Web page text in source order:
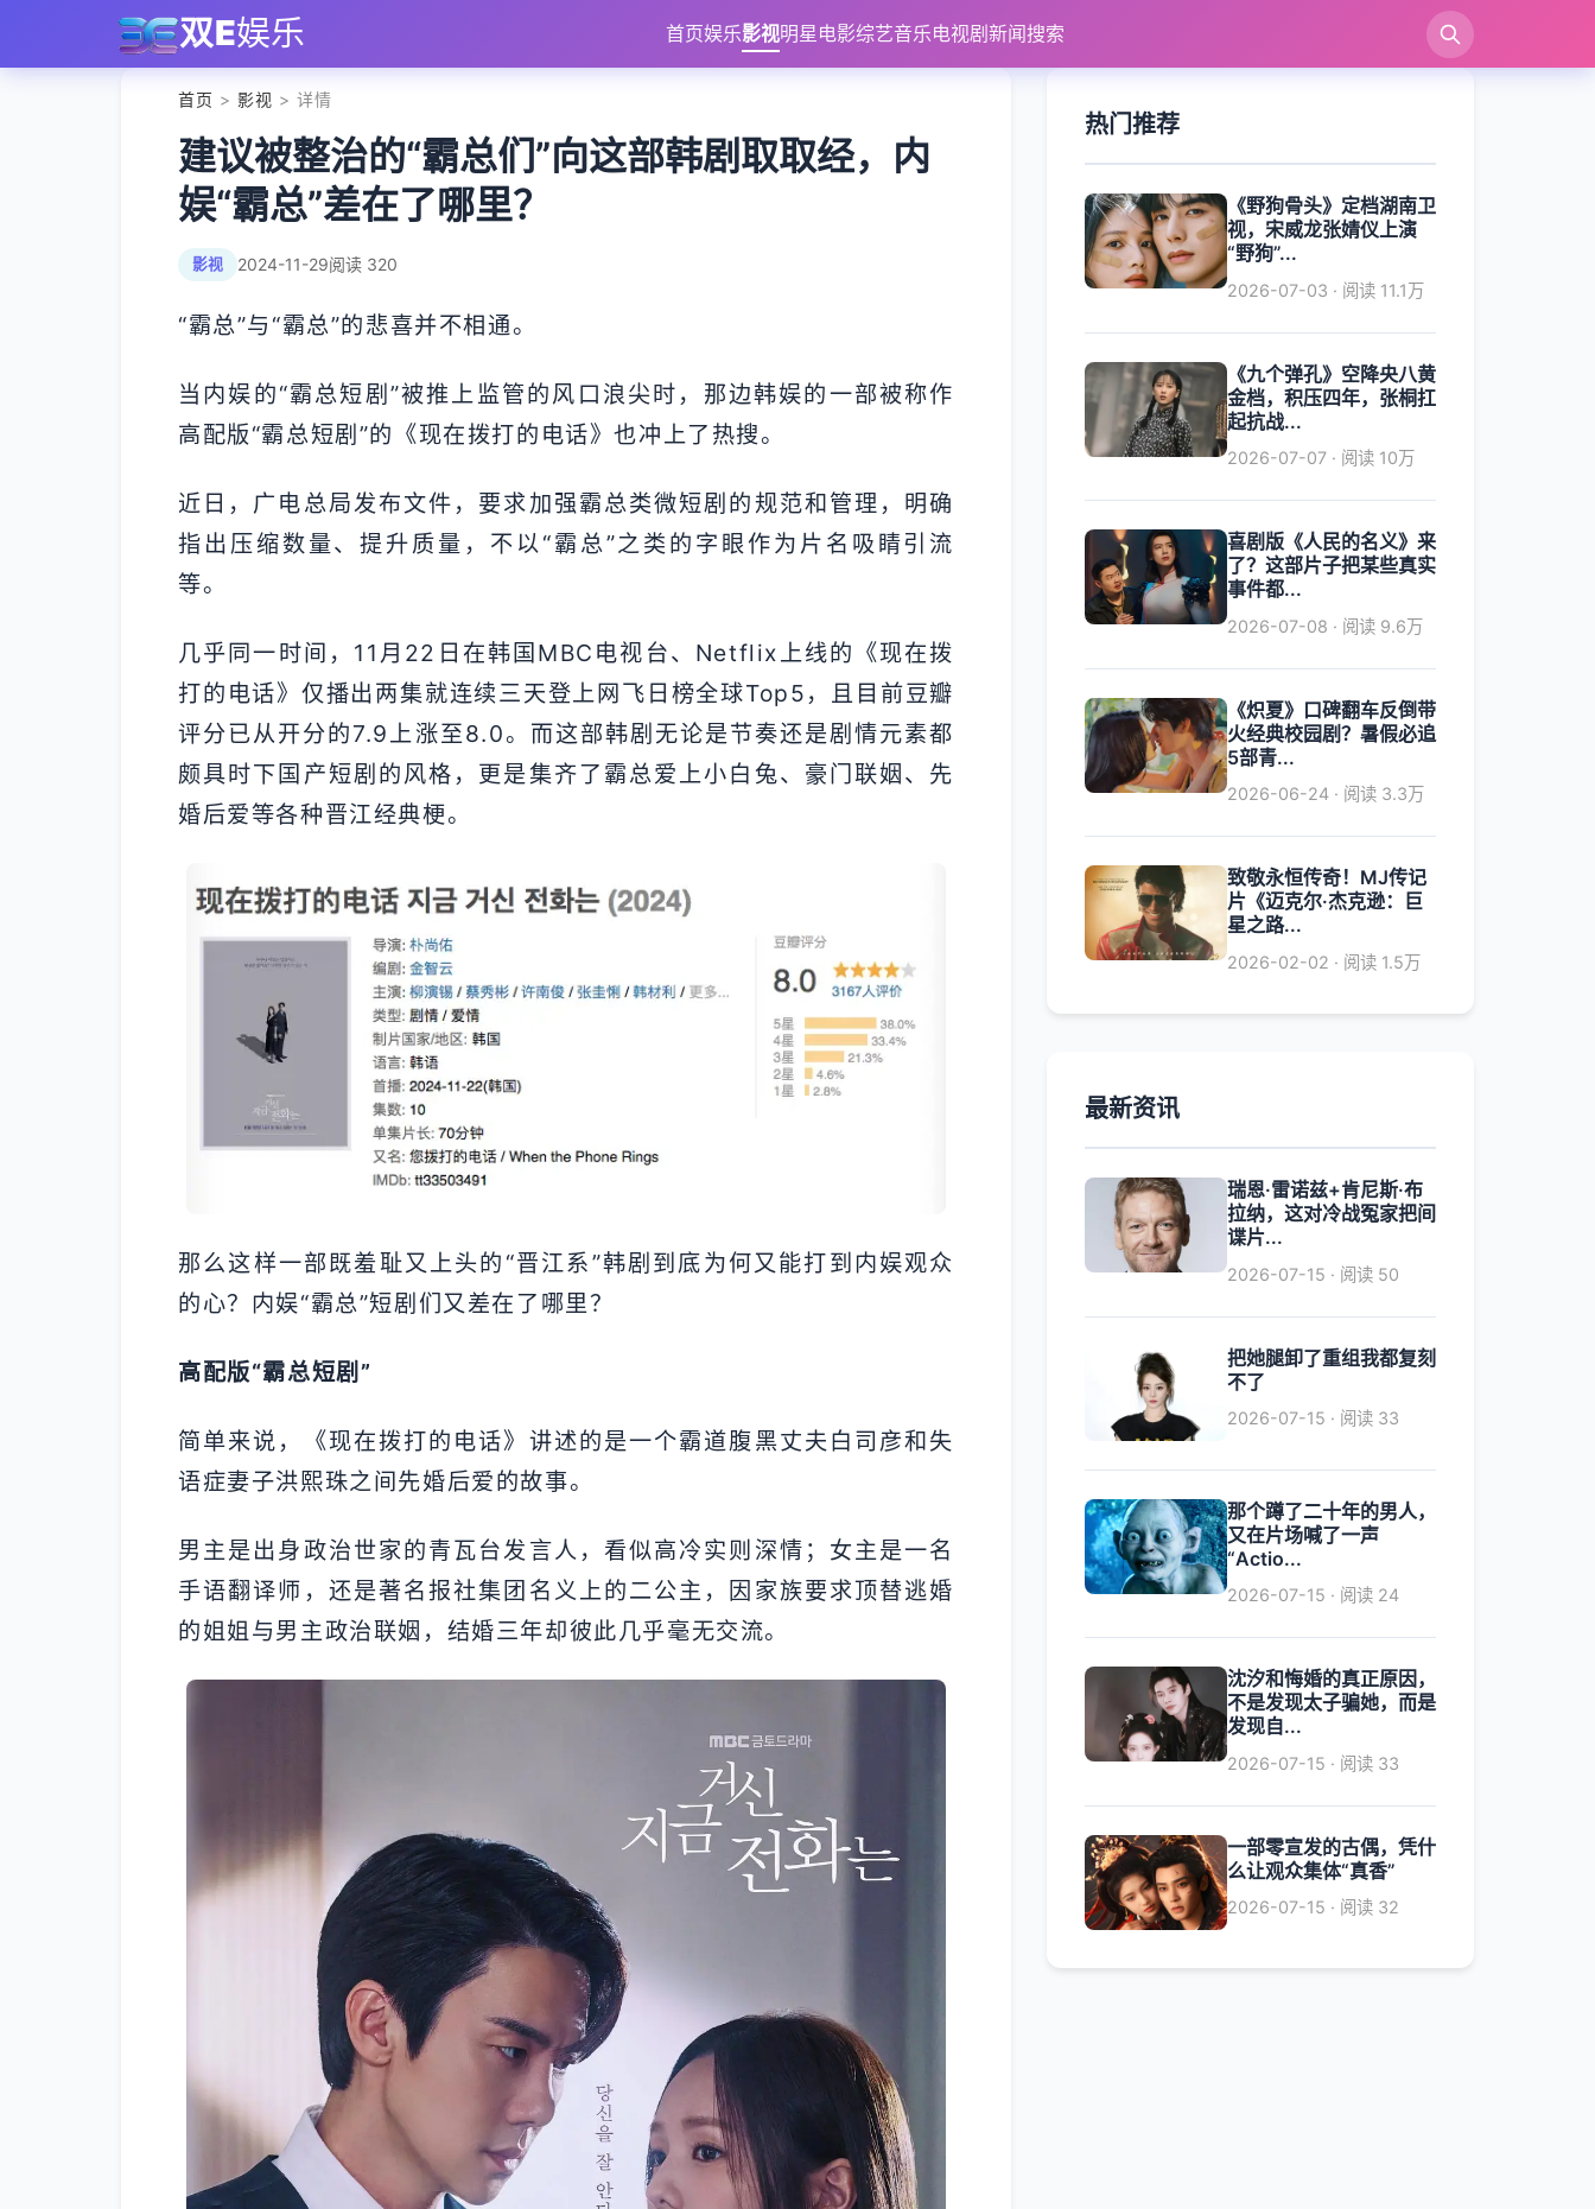
双E娱乐 首页娱乐影视明星 电影综艺音乐电视剧 新闻搜索
首页 > 影视 > 详情
建议被整治的“霸总们”向这部韩剧取取经，内
娱“霸总”差在了哪里？
影视 2024-11-29阅读 320
“霸总”与“霸总”的悲喜并不相通。
当内娱的“霸总短剧”被推上监管的风口浪尖时，那边韩娱的一部被称作
高配版“霸总短剧”的《现在拨打的电话》也冲上了热搜。
近日，广电总局发布文件，要求加强霸总类微短剧的规范和管理，明确
指出压缩数量、提升质量，不以“霸总”之类的字眼作为片名吸睛引流
等。
几乎同一时间，11月22日在韩国MBC电视台、Netflix上线的《现在拨
打的电话》仅播出两集就连续三天登上网飞日榜全球Top5，且目前豆瓣
评分已从开分的7.9上涨至8.0。而这部韩剧无论是节奏还是剧情元素都
颇具时下国产短剧的风格，更是集齐了霸总爱上小白兔、豪门联姻、先
婚后爱等各种晋江经典梗。
那么这样一部既羞耻又上头的“晋江系”韩剧到底为何又能打到内娱观众
的心？内娱“霸总”短剧们又差在了哪里？
高配版“霸总短剧”
简单来说，《现在拨打的电话》讲述的是一个霸道腹黑丈夫白司彦和失
语症妻子洪熙珠之间先婚后爱的故事。
男主是出身政治世家的青瓦台发言人，看似高冷实则深情；女主是一名
手语翻译师，还是著名报社集团名义上的二公主，因家族要求顶替逃婚
的姐姐与男主政治联姻，结婚三年却彼此几乎毫无交流。
热门推荐
《野狗骨头》定档湖南卫
视，宋威龙张婧仪上演
“野狗”...
2026-07-03 · 阅读 11.1万
《九个弹孔》空降央八黄
金档，积压四年，张桐扛
起抗战...
2026-07-07 · 阅读 10万
喜剧版《人民的名义》来
了？这部片子把某些真实
事件都...
2026-07-08 · 阅读 9.6万
《炽夏》口碑翻车反倒带
火经典校园剧？暑假必追
5部青...
2026-06-24 · 阅读 3.3万
致敬永恒传奇！MJ传记
片《迈克尔·杰克逊：巨
星之路...
2026-02-02 · 阅读 1.5万
最新资讯
瑞恩·雷诺兹+肯尼斯·布
拉纳，这对冷战冤家把间
谍片...
2026-07-15 · 阅读 50
把她腿卸了重组我都复刻
不了
2026-07-15 · 阅读 33
那个蹲了二十年的男人，
又在片场喊了一声
“Actio...
2026-07-15 · 阅读 24
沈汐和悔婚的真正原因，
不是发现太子骗她，而是
发现自...
2026-07-15 · 阅读 33
一部零宣发的古偶，凭什
么让观众集体“真香”
2026-07-15 · 阅读 32